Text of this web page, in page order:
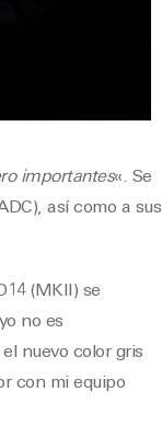
importantes«. Se
así como a sus
(MKII) se
no es
nuevo color gris
con mi equipo